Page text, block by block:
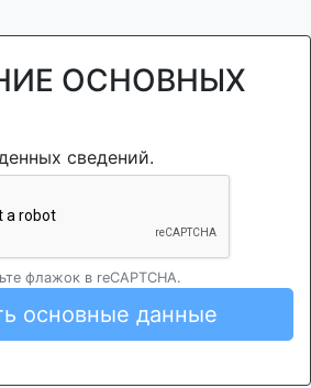
ОСНОВНЫХ
сведений.
флажок в reCAPTCHA.
основные данные